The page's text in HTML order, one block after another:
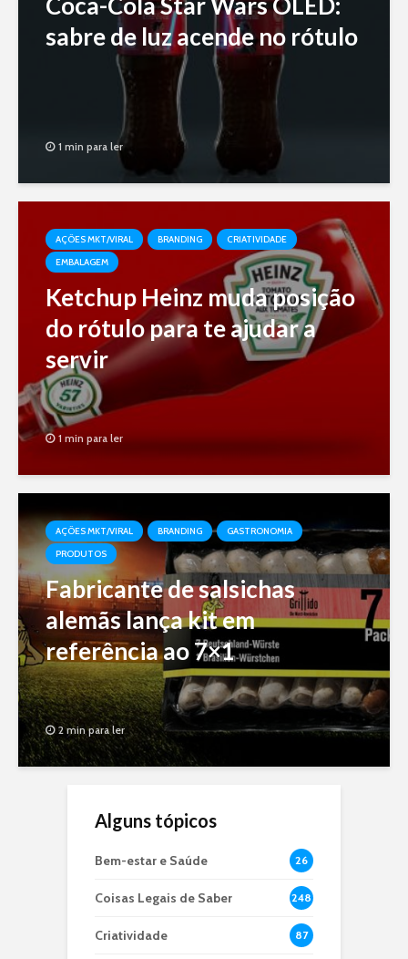
sabre de luz acende no rótulo
1 min para ler
AÇÕES MKT/VIRAL BRANDING
CRIATIVIDADE
EMBALAGEM
Ketchup Heinz muda posição
do rótulo para te ajudar a
servir
1 min para ler
AÇÕES MKT/VIRAL BRANDING
GASTRONOMIA
PRODUTOS
Fabricante de salsichas
alemãs lança kit em
referência ao 7×1
2 min para ler
Alguns tópicos
Bem-estar e Saúde 26
Coisas Legais de Saber 248
Criatividade 87